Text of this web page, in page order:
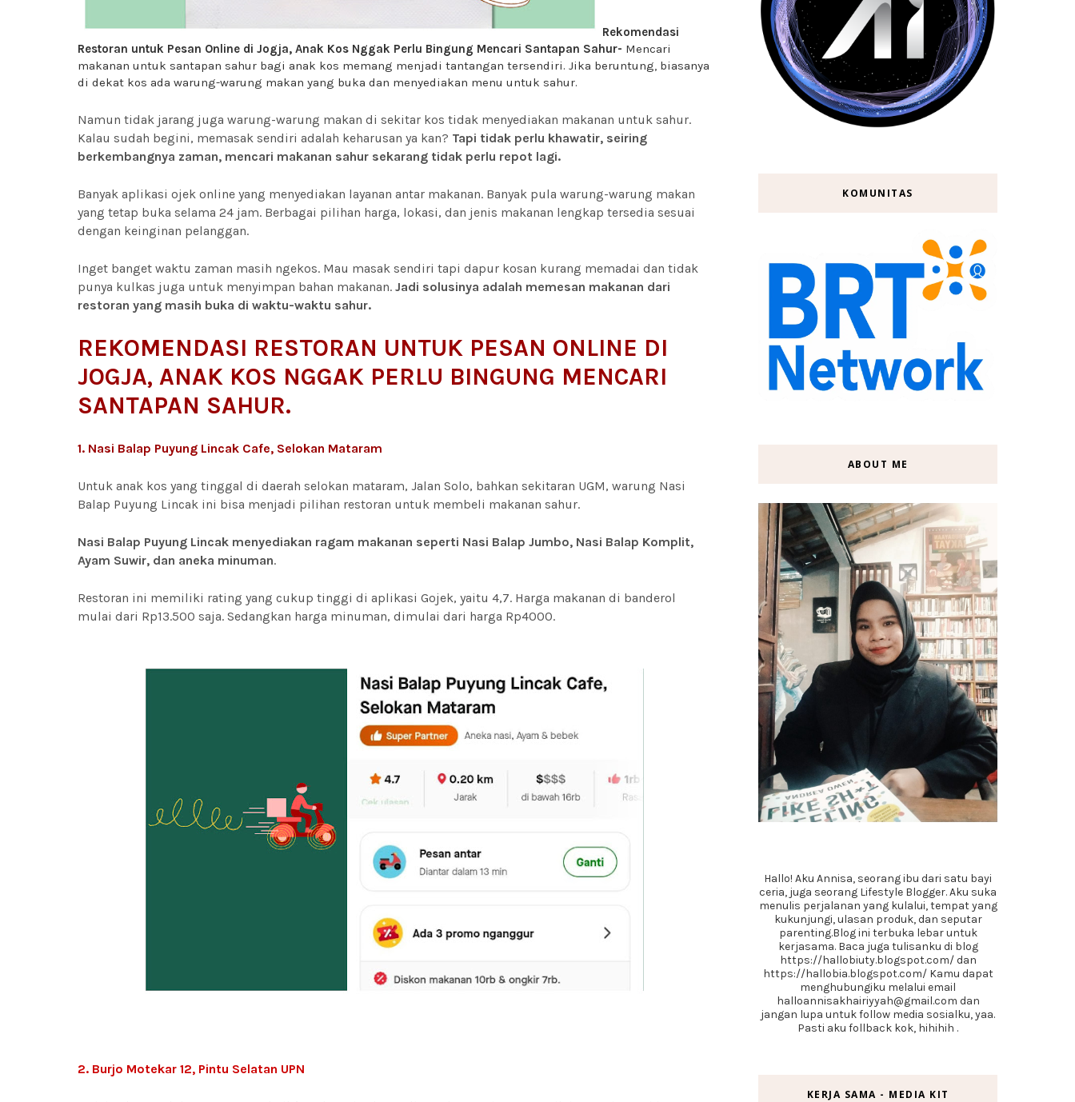
Rekomendasi
Restoran untuk Pesan Online di Jogja, Anak Kos Nggak Perlu Bingung Mencari Santapan Sahur- Mencari
makanan untuk santapan sahur bagi anak kos memang menjadi tantangan tersendiri. Jika beruntung, biasanya
di dekat kos ada warung-warung makan yang buka dan menyediakan menu untuk sahur.
Namun tidak jarang juga warung-warung makan di sekitar kos tidak menyediakan makanan untuk sahur.
Kalau sudah begini, memasak sendiri adalah keharusan ya kan? Tapi tidak perlu khawatir, seiring
berkembangnya zaman, mencari makanan sahur sekarang tidak perlu repot lagi.
Banyak aplikasi ojek online yang menyediakan layanan antar makanan. Banyak pula warung-warung makan
yang tetap buka selama 24 jam. Berbagai pilihan harga, lokasi, dan jenis makanan lengkap tersedia sesuai
dengan keinginan pelanggan.
Inget banget waktu zaman masih ngekos. Mau masak sendiri tapi dapur kosan kurang memadai dan tidak
punya kulkas juga untuk menyimpan bahan makanan. Jadi solusinya adalah memesan makanan dari
restoran yang masih buka di waktu-waktu sahur.
REKOMENDASI RESTORAN UNTUK PESAN ONLINE DI
JOGJA, ANAK KOS NGGAK PERLU BINGUNG MENCARI
SANTAPAN SAHUR.
1. Nasi Balap Puyung Lincak Cafe, Selokan Mataram
Untuk anak kos yang tinggal di daerah selokan mataram, Jalan Solo, bahkan sekitaran UGM, warung Nasi
Balap Puyung Lincak ini bisa menjadi pilihan restoran untuk membeli makanan sahur.
Nasi Balap Puyung Lincak menyediakan ragam makanan seperti Nasi Balap Jumbo, Nasi Balap Komplit,
Ayam Suwir, dan aneka minuman.
Restoran ini memiliki rating yang cukup tinggi di aplikasi Gojek, yaitu 4,7. Harga makanan di banderol
mulai dari Rp13.500 saja. Sedangkan harga minuman, dimulai dari harga Rp4000.
2. Burjo Motekar 12, Pintu Selatan UPN
KOMUNITAS
ABOUT ME
Hallo! Aku Annisa, seorang ibu dari satu bayi
ceria, juga seorang Lifestyle Blogger. Aku suka
menulis perjalanan yang kulalui, tempat yang
kukunjungi, ulasan produk, dan seputar
parenting.Blog ini terbuka lebar untuk
kerjasama. Baca juga tulisanku di blog
https://hallobiuty.blogspot.com/ dan
https://hallobia.blogspot.com/ Kamu dapat
menghubungiku melalui email
halloannisakhairiyyah@gmail.com dan
jangan lupa untuk follow media sosialku, yaa.
Pasti aku follback kok, hihihih .
KERJA SAMA - MEDIA KIT